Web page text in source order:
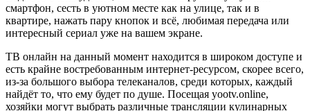
смартфон, сесть в уютном месте как на улице, так и в
квартире, нажать пару кнопок и всё, любимая передача или
интересный сериал уже на вашем экране.
ТВ онлайн на данный момент находится в широком доступе и
есть крайне востребованным интернет-ресурсом, скорее всего,
из-за большого выбора телеканалов, среди которых, каждый
найдёт то, что ему будет по душе. Посещая yootv.online,
хозяйки могут выбрать различные трансляции кулинарных